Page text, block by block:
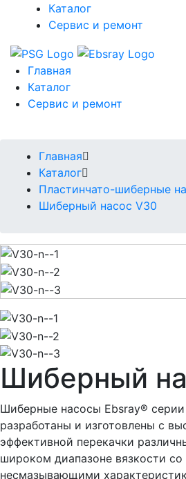
Каталог
Сервис и ремонт
Главная
Каталог
Сервис и ремонт
Главная
Каталог
Пластинчато-шиберные
Шиберный насос V30
Шиберный
Шиберные насосы Ebsray®
разработаны и изготовлены с
эффективной перекачки
широком диапазоне вязкости
несмазывающими